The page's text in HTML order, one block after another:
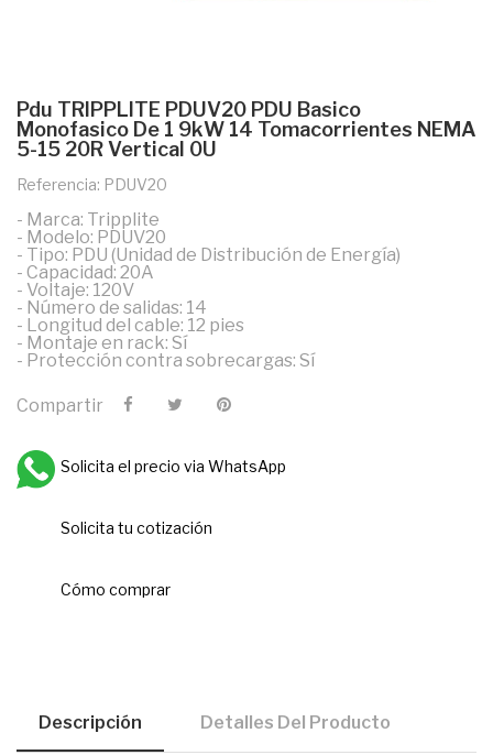
Pdu TRIPPLITE PDUV20 PDU Basico
Monofasico De 1 9kW 14 Tomacorrientes NEMA
5-15 20R Vertical 0U
Referencia: PDUV20
- Marca: Tripplite
- Modelo: PDUV20
- Tipo: PDU (Unidad de Distribución de Energía)
- Capacidad: 20A
- Voltaje: 120V
- Número de salidas: 14
- Longitud del cable: 12 pies
- Montaje en rack: Sí
- Protección contra sobrecargas: Sí
Compartir
Solicita el precio via WhatsApp
Solicita tu cotización
Cómo comprar
Descripción Detalles Del Producto